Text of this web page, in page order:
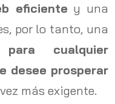
eficiente y una
por lo tanto, una
para cualquier
desee prosperar
más exigente.